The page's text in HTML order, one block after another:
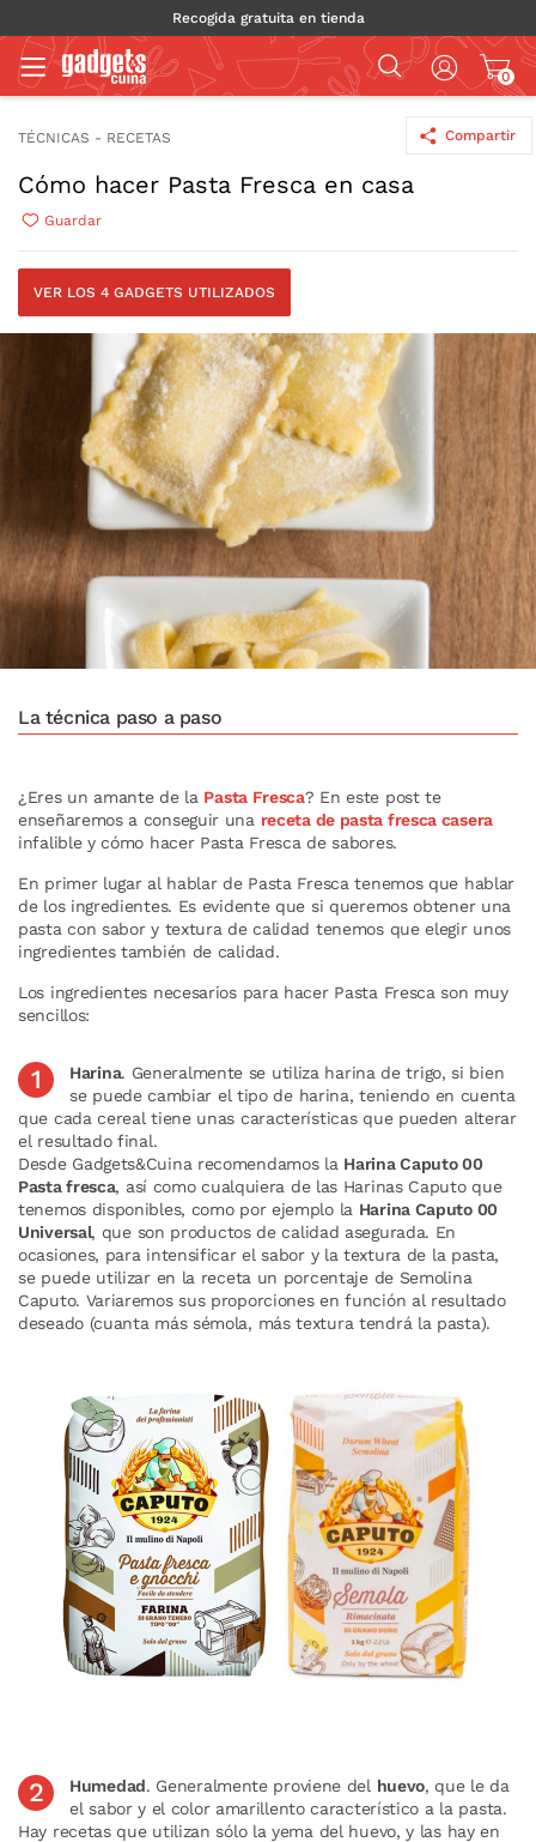
Recogida gratuita en tienda
0
Compartir
TÉCNICAS - RECETAS
Cómo hacer Pasta Fresca en casa
Guardar
VER LOS 4 GADGETS UTILIZADOS
La técnica paso a paso
¿Eres un amante de la Pasta Fresca? En este post te
enseñaremos a conseguir una receta de pasta fresca casera
infalible y cómo hacer Pasta Fresca de sabores.
En primer lugar al hablar de Pasta Fresca tenemos que hablar
de los ingredientes. Es evidente que si queremos obtener una
pasta con sabor y textura de calidad tenemos que elegir unos
ingredientes también de calidad.
Los ingredientes necesarios para hacer Pasta Fresca son muy
sencillos:
Harina. Generalmente se utiliza harina de trigo, si bien
se puede cambiar el tipo de harina, teniendo en cuenta
que cada cereal tiene unas características que pueden alterar
el resultado final.
Desde Gadgets&Cuina recomendamos la Harina Caputo 00
Pasta fresca, así como cualquiera de las Harinas Caputo que
tenemos disponibles, como por ejemplo la Harina Caputo 00
Universal, que son productos de calidad asegurada. En
ocasiones, para intensificar el sabor y la textura de la pasta,
se puede utilizar en la receta un porcentaje de Semolina
Caputo. Variaremos sus proporciones en función al resultado
deseado (cuanta más sémola, más textura tendrá la pasta).
Humedad. Generalmente proviene del huevo, que le da
el sabor y el color amarillento característico a la pasta.
Hay recetas que utilizan sólo la yema del huevo, y las hay en